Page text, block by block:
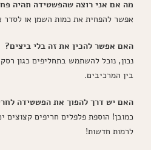
מה אם אני רוצה שהפשטידה תהיה
אפשר להפחית את כמות השמן או לסדר
האם אפשר להכין את זה בלי ביצים?
נכון, נוכל להשתמש בתחליפים כגון
בין המרכיבים.
האם יש דרך להפוך את הפשטידה
כמובן! הוספת פלפלים חריפים קצוצים
לרמות חדשות!